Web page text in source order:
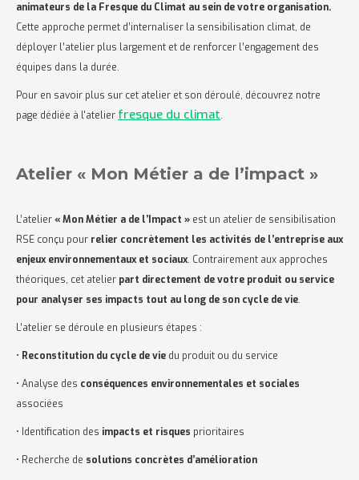
animateurs de la Fresque du Climat au sein de votre organisation.
Cette approche permet d’internaliser la sensibilisation climat, de
déployer l’atelier plus largement et de renforcer l’engagement des
équipes dans la durée.
Pour en savoir plus sur cet atelier et son déroulé, découvrez notre
page dédiée à l'atelier fresque du climat.
Atelier « Mon Métier a de l’impact »
L’atelier« Mon Métier a de l’Impact » est un atelier de sensibilisation
RSE conçu pour relier concrètement les activités de l’entreprise aux
enjeux environnementaux et sociaux. Contrairement aux approches
théoriques, cet atelier part directement de votre produit ou service
pour analyser ses impacts tout au long de son cycle de vie.
L’atelier se déroule en plusieurs étapes :
• Reconstitution du cycle de vie du produit ou du service
• Analyse des conséquences environnementales et sociales
associées
• Identification des impacts et risques prioritaires
• Recherche de solutions concrètes d’amélioration